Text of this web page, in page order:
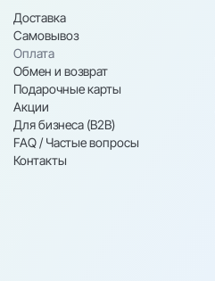
Доставка
Самовывоз
Оплата
Обмен и возврат
Подарочные карты
Акции
Для бизнеса (B2B)
FAQ / Частые вопросы
Контакты